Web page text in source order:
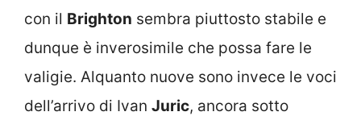
con il Brighton sembra piuttosto stabile e
dunque è inverosimile che possa fare le
valigie. Alquanto nuove sono invece le voci
dell’arrivo di Ivan Juric, ancora sotto